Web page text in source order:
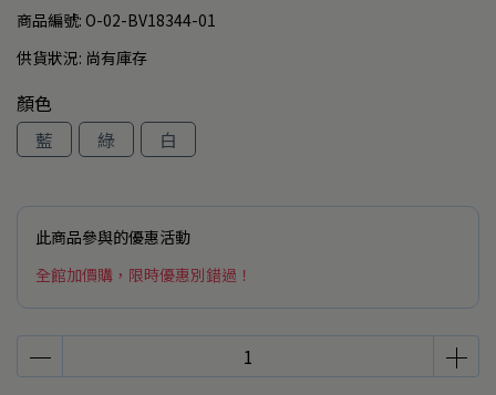
商品編號: O-02-BV18344-01
供貨狀況: 尚有庫存
顏色
藍
綠 白
此商品參與的優惠活動
全館加價購，限時優惠別錯過！